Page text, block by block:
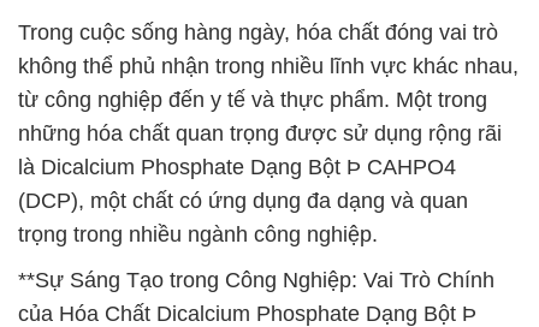
Trong cuộc sống hàng ngày, hóa chất đóng vai trò
không thể phủ nhận trong nhiều lĩnh vực khác nhau,
từ công nghiệp đến y tế và thực phẩm. Một trong
những hóa chất quan trọng được sử dụng rộng rãi
là Dicalcium Phosphate Dạng Bột Þ CAHPO4
(DCP), một chất có ứng dụng đa dạng và quan
trọng trong nhiều ngành công nghiệp.
**Sự Sáng Tạo trong Công Nghiệp: Vai Trò Chính
của Hóa Chất Dicalcium Phosphate Dạng Bột Þ